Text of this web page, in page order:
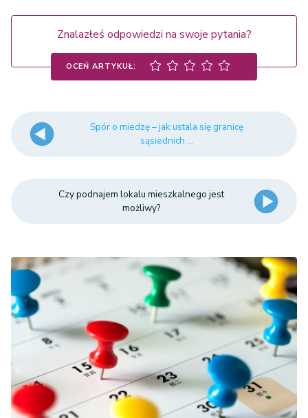
Znalazłeś odpowiedzi na swoje pytania?
OCEŃ ARTYKUŁ:
Spór o miedzę – jak ustala się granicę
sąsiednich ...
Czy podnajem lokalu mieszkalnego jest
możliwy?